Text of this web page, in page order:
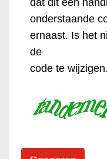
dat dit een
onderstaande
ernaast. Is het
de
code te wijzigen.